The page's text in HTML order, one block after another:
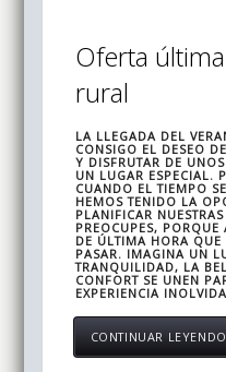
Oferta
rural
LA LLEGADA DEL
CONSIGO EL DESEO
Y DISFRUTAR DE
UN LUGAR ESPECIAL.
CUANDO EL TIEMPO
HEMOS TENIDO LA
PLANIFICAR
PREOCUPES,
DE ÚLTIMA HORA QUE
PASAR. IMAGINA UN
TRANQUILIDAD, LA
CONFORT SE UNEN
EXPERIENCIA
CONTINUAR